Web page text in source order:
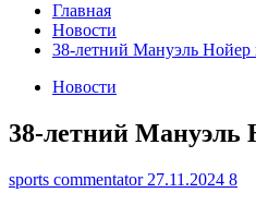
Главная
Новости
38-летний Мануэль Нойер
Новости
38-летний Мануэль
sports commentator 27.11.2024 8